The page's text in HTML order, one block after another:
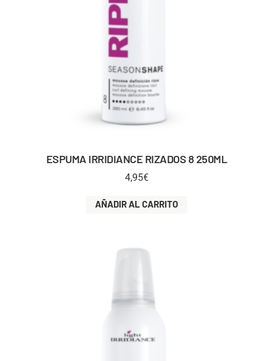
ESPUMA IRRIDIANCE RIZADOS 8 250ML
4,95€
AÑADIR AL CARRITO